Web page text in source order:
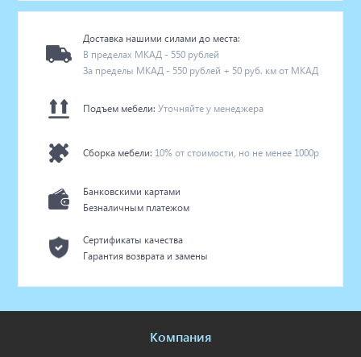
Доставка нашими силами до места:
В пределах МКАД - 550 рублей
За пределы МКАД - 550 рублей + 50 руб. км от МКАД
Подъем мебели:Уточняйте у менеджера
Сборка мебели: 10% от стоимости, но не менее 1000р
Банковскими картами
Безналичным платежом
Сертификаты качества
Гарантия возврата и замены
Компания